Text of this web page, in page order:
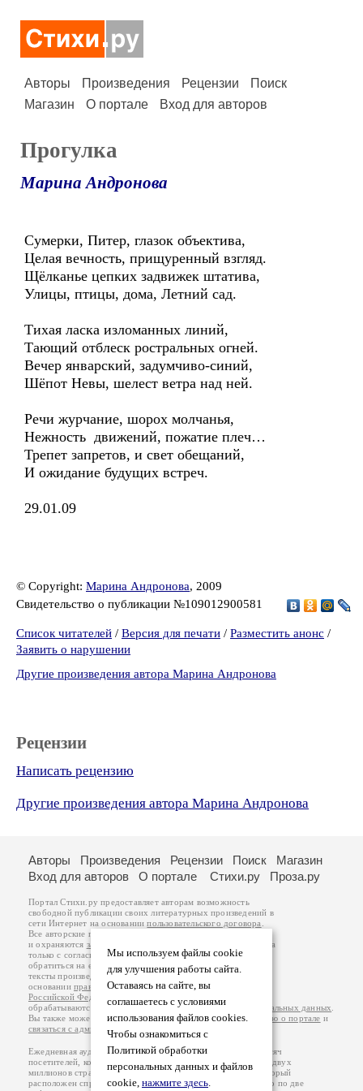
Авторы Произведения Рецензии
Поиск
Магазин
О портале Вход для авторов
Прогулка
Марина Андронова
Сумерки, Питер, глазок объектива,
Целая вечность, прищуренный взгляд.
Щёлканье цепких задвижек штатива,
Улицы, птицы, дома, Летний сад.
Тихая ласка изломанных линий,
Тающий отблеск ростральных огней.
Вечер январский, задумчиво-синий,
Шёпот Невы, шелест ветра над ней.
Речи журчание, шорох молчанья,
Нежность движений, пожатие плеч…
Трепет запретов, и свет обещаний,
И ожидание будущих встреч.
29.01.09
© Copyright: Марина Андронова, 2009
Свидетельство о публикации №109012900581
Список читателей / Версия для печати / Разместить анонс /
Заявить о нарушении
Другие произведения автора Марина Андронова
Рецензии
Написать рецензию
Другие произведения автора Марина Андронова
Мы используем файлы cookie
для улучшения работы сайта.
Оставаясь на сайте, вы
соглашаетесь с условиями
использования файлов cookies.
Чтобы ознакомиться с
Политикой обработки
персональных данных и файлов
cookie, нажмите здесь.
Авторы Произведения Рецензии Поиск
Магазин
Вход для авторов
О портале Стихи.ру Проза.ру
Портал Стихи.ру предоставляет авторам возможность
свободной публикации своих литературных произведений в
сети Интернет на основаниипользовательского договора
Все авторские права на произведения принадлежат авторам
и охраняются законом
. Перепечатка произведений возможна
только с согласия его автора, к которому вы можете
обратиться на его авторской странице. Ответственность за
тексты произведений авторы несут самостоятельно на
основанииправил публикацииизаконодательства
Российской Федерации
обрабатываются на основанииПолитики обработки персональных данных
Вы также можете посмотреть более подробнуюинформацию о портале и
связаться с администрацией
Ежедневная аудитория портала Стихи.ру – порядка 200 тысяч
посетителей, которые в общей сумме просматривают более двух
миллионов страниц по данным счетчика посещаемости, который
расположен справа от этого текста. В каждой графе указано по две